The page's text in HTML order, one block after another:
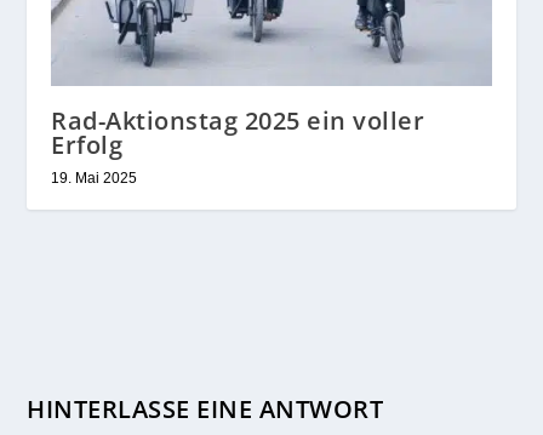
Rad-Aktionstag 2025 ein voller
Erfolg
19. Mai 2025
HINTERLASSE EINE ANTWORT